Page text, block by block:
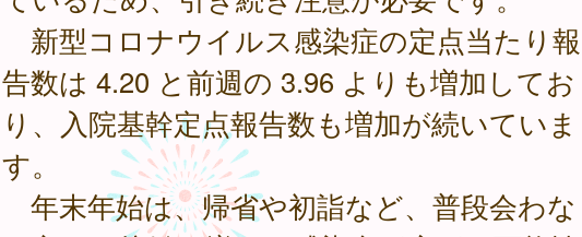
新型コロナウイルス感染症の定点当たり報
告数は 4.20 と前週の 3.96 よりも増加してお
り、入院基幹定点報告数も増加が続いていま
す。
年末年始は、帰省や初詣など、普段会わな